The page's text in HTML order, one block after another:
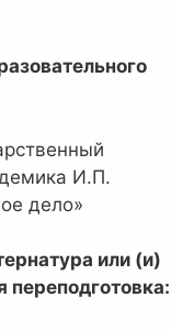
И.П.
дело»
или (и)
переподготовка: